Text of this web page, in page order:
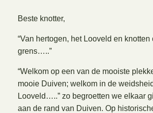
Beste knotter,
“Van hertogen, het Looveld en knotten
grens…..”
“Welkom op een van de mooiste
mooie Duiven; welkom in de
Looveld…..” zo begroetten we elkaar
aan de rand van Duiven. Op